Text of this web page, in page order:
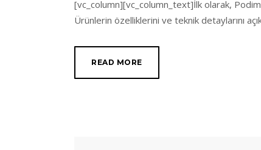
[vc_column][vc_column_text]İlk olarak,
Ürünlerin özelliklerini ve teknik detaylarını
READ MORE